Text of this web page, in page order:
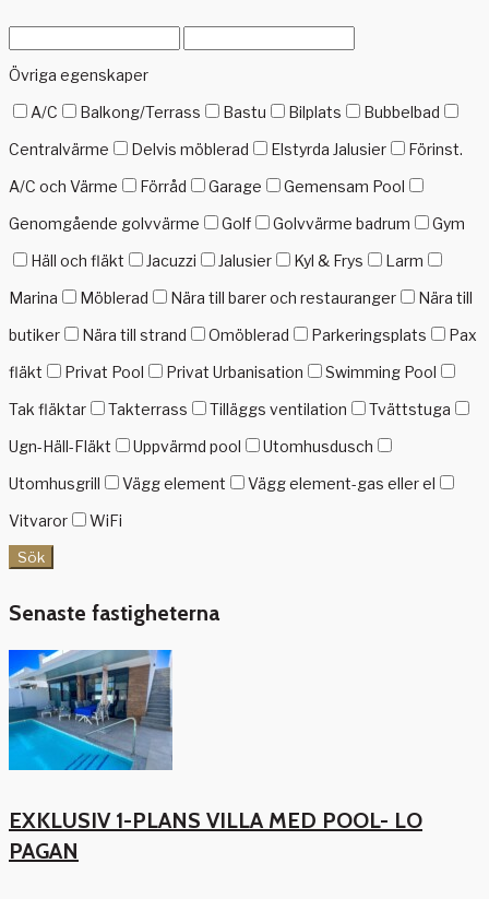
Övriga egenskaper
A/C
Balkong/Terrass Bastu Bilplats
Bubbelbad
Centralvärme
Delvis möblerad Elstyrda Jalusier
Förinst.
A/C och Värme
Förråd Garage
Gemensam Pool
Genomgående golvvärme
Golf Golvvärme badrum
Gym
Häll och fläkt
Jacuzzi Jalusier Kyl & Frys
Larm
Marina
Möblerad Nära till barer och restauranger
Nära till
butiker
Nära till strand Omöblerad Parkeringsplats
Pax
fläkt
Privat Pool Privat Urbanisation
Swimming Pool
Tak fläktar
Takterrass Tilläggs ventilation
Tvättstuga
Ugn-Häll-Fläkt
Uppvärmd pool
Utomhusdusch
Utomhusgrill
Vägg element
Vägg element-gas eller el
Vitvaror
WiFi
Sök
Senaste fastigheterna
EXKLUSIV 1-PLANS VILLA MED POOL- LO
PAGAN